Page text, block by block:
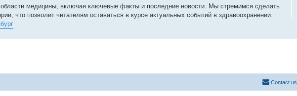
медицины, включая ключевые факты и последние новости. Мы стремимся сделать
что позволит читателям оставаться в курсе актуальных событий в здравоохранении.
Contact us